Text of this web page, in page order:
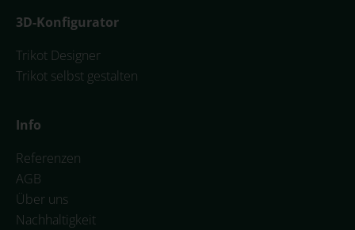
3D-Konfigurator
Trikot Designer
Trikot selbst gestalten
Info
Referenzen
AGB
Über uns
Nachhaltigkeit